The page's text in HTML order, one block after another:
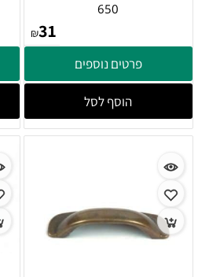
650
₪31
פרטים נוספים
הוסף לסל